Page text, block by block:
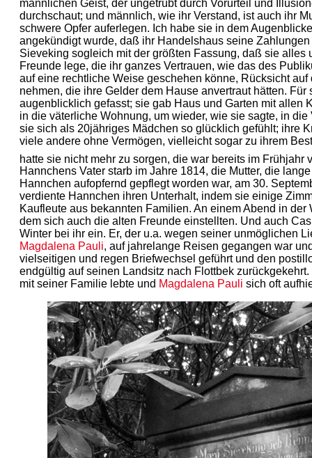
männlichen Geist, der ungetrübt durch Vorurteil und
durchschaut; und männlich, wie ihr Verstand, ist auch ihr
schwere Opfer auferlegen. Ich habe sie in dem
angekündigt wurde, daß ihr Handelshaus seine
Sieveking sogleich mit der größten Fassung, daß sie alles
Freunde lege, die ihr ganzes Vertrauen, wie das des
auf eine rechtliche Weise geschehen könne, Rücksicht
nehmen, die ihre Gelder dem Hause anvertraut hätten.
augenblicklich gefasst; sie gab Haus und Garten mit allen
in die väterliche Wohnung, um wieder, wie sie sagte, in
sie sich als 20jähriges Mädchen so glücklich gefühlt; ihre
viele andere ohne Vermögen, vielleicht sogar zu ihrem
hatte sie nicht mehr zu sorgen, die war bereits im Frühjahr
Hannchens Vater starb im Jahre 1814, die Mutter, die
Hannchen aufopfernd gepflegt worden war, am 30.
verdiente Hannchen ihren Unterhalt, indem sie einige
Kaufleute aus bekannten Familien. An einem Abend in
dem sich auch die alten Freunde einstellten. Und auch
Winter bei ihr ein. Er, der u.a. wegen seiner unmöglichen
Magdalena Pauli, auf jahrelange Reisen gegangen war
vielseitigen und regen Briefwechsel geführt und den
endgültig auf seinen Landsitz nach Flottbek
mit seiner Familie lebte und Magdalena Pauli sich oft